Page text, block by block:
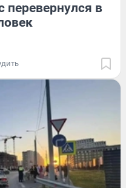
перевернулся в